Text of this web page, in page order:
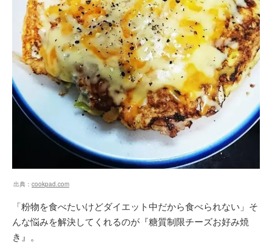
出典： cookpad.com
「粉物を食べたいけどダイエット中だから食べられない」そ
んな悩みを解決してくれるのが『糖質制限チーズお好み焼
き』。